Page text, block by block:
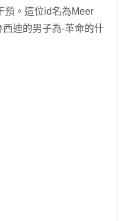
預。這位id名為Meer
迪的男子為-革命的什